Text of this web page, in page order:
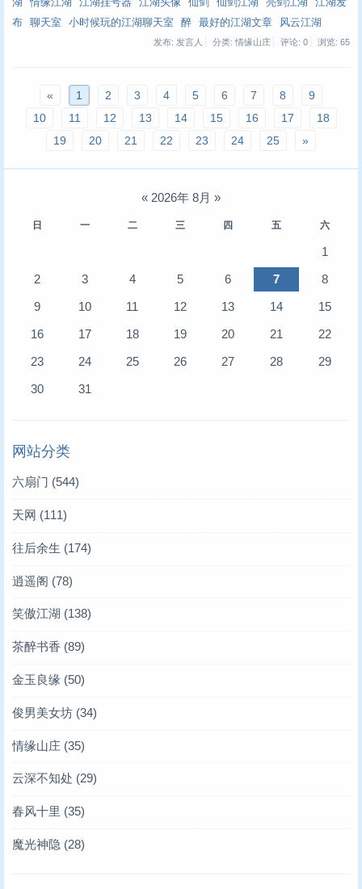
湖
情缘江湖 江湖挂号器 江湖头像 仙剑 仙剑江湖 亮剑江湖
江湖发
布
聊天室 小时候玩的江湖聊天室 醉 最好的江湖文章 风云江湖
发布: 发言人 分类: 情缘山庄 评论: 0 浏览: 65
« 1 2 3 4 5 6 7 8
9
10
11 12 13 14 15 16 17
18
19
20 21 22 23 24 25 »
« 2026年 8月 »
日 一 二 三 四 五 六
1
2
3 4 5 6 7
8
9
10 11 12 13 14
15
16
17 18 19 20 21
22
23
24 25 26 27 28
29
30
31
网站分类
六扇门 (544)
天网 (111)
往后余生 (174)
逍遥阁 (78)
笑傲江湖 (138)
茶醉书香 (89)
金玉良缘 (50)
俊男美女坊 (34)
情缘山庄 (35)
云深不知处 (29)
春风十里 (35)
魔光神隐 (28)